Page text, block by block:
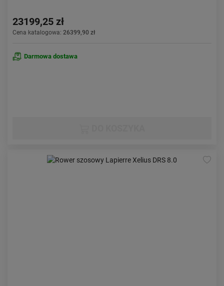
23199,25 zł
Cena katalogowa: 26399,90 zł
Darmowa dostawa